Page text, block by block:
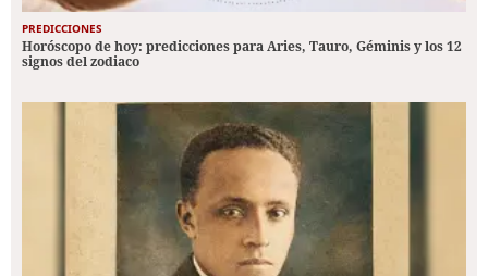
PREDICCIONES
Horóscopo de hoy: predicciones para Aries, Tauro, Géminis y los 12
signos del zodiaco